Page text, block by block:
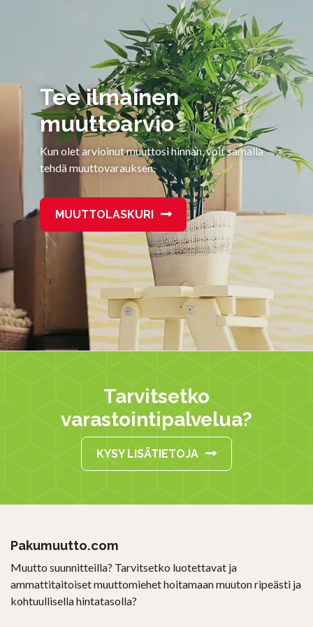
Tee ilmainen
muuttoarvio
Kun olet arvioinut muuttosi hinnan, voit samalla
tehdä muuttovarauksen.
MUUTTOLASKURI
Tarvitsetko
varastointipalvelua?
KYSY LISÄTIETOJA
Pakumuutto.com
Muutto suunnitteilla? Tarvitsetko luotettavat ja
ammattitaitoiset muuttomiehet hoitamaan muuton ripeästi ja
kohtuullisella hintatasolla?